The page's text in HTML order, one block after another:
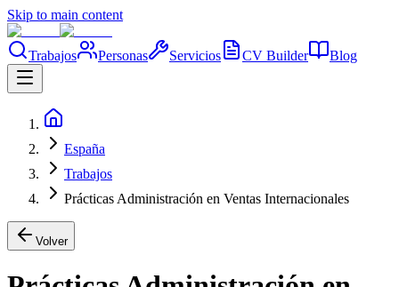
Skip to main content
Trabajos Personas Servicios CV Builder Blog
España
Trabajos
Prácticas Administración en Ventas Internacionales
Volver